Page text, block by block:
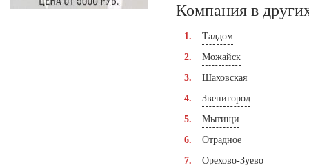
Компания в
Талдом
Можайск
Шаховская
Звенигород
Мытищи
Отрадное
Орехово-Зуево